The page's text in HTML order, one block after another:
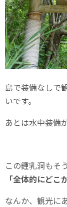
島で装備なしで
いです。
あとは水中装備
この鍾乳洞もそ
「全体的にどこ
なんか、観光に